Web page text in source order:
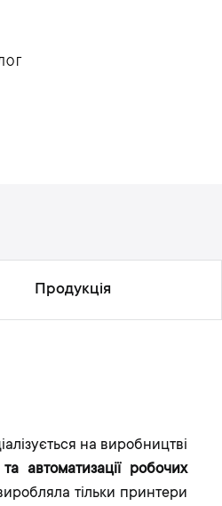
Продукція
на виробництві
та автоматизації робочих
тільки принтери